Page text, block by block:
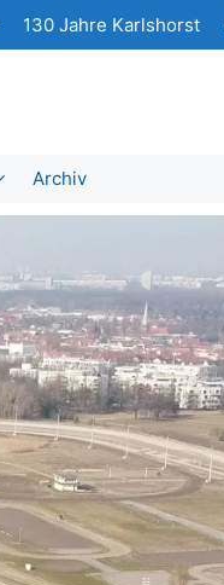
130 Jahre Karlshorst
Archiv